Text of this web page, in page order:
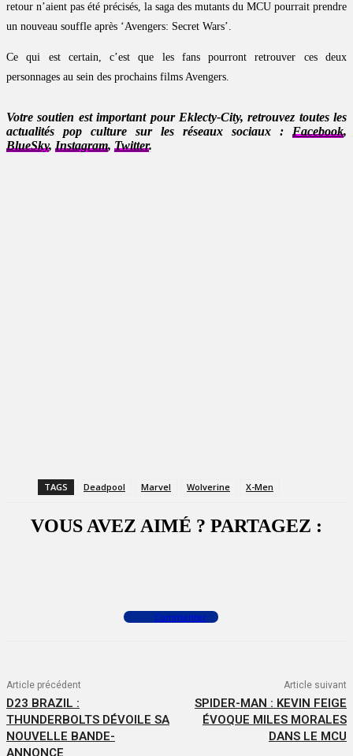
retour n’aient pas été précisés, la saga des mutants du MCU pourrait prendre
un nouveau souffle après ‘Avengers: Secret Wars’.
Ce qui est certain, c’est que les fans pourront retrouver ces deux
personnages au sein des prochains films Avengers.
Votre soutien est important pour Eklecty-City, retrouvez toutes les
actualités pop culture sur les réseaux sociaux : Facebook,
BlueSky, Instagram, Twitter.
TAGS Deadpool Marvel Wolverine X-Men
VOUS AVEZ AIMÉ ? PARTAGEZ :
Commenter
Article précédent
D23 BRAZIL :
THUNDERBOLTS DÉVOILE SA
NOUVELLE BANDE-
ANNONCE
Article suivant
SPIDER-MAN : KEVIN FEIGE
ÉVOQUE MILES MORALES
DANS LE MCU